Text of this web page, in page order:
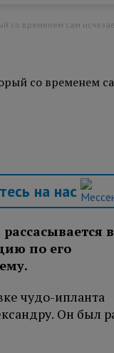
со временем
на нас
в
по его
чудо-ипланта
Он был